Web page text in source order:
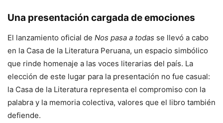
Una presentación cargada de emociones
El lanzamiento oficial de Nos pasa a todas se llevó a cabo
en la Casa de la Literatura Peruana, un espacio simbólico
que rinde homenaje a las voces literarias del país. La
elección de este lugar para la presentación no fue casual:
la Casa de la Literatura representa el compromiso con la
palabra y la memoria colectiva, valores que el libro también
defiende.